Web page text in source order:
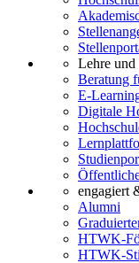
Lehre und
Beratung
E-
Digitale
engagiert
Alumni
HTWK-
HTWK-